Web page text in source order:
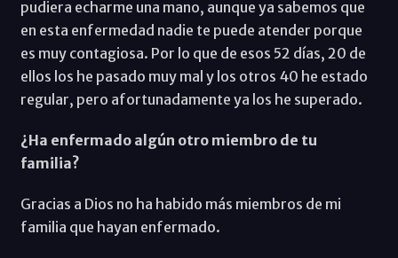
pudiera echarme una mano, aunque ya sabemos que
en esta enfermedad nadie te puede atender porque
es muy contagiosa. Por lo que de esos 52 días, 20 de
ellos los he pasado muy mal y los otros 40 he estado
regular, pero afortunadamente ya los he superado.
¿Ha enfermado algún otro miembro de tu
familia?
Gracias a Dios no ha habido más miembros de mi
familia que hayan enfermado.